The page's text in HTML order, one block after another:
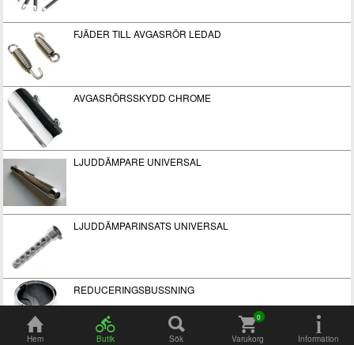
FJÄDER TILL AVGASRÖR LEDAD
AVGASRÖRSSKYDD CHROME
LJUDDÄMPARE UNIVERSAL
LJUDDÄMPARINSATS UNIVERSAL
REDUCERINGSBUSSNING
Hem Butik Sök Varukorg Information